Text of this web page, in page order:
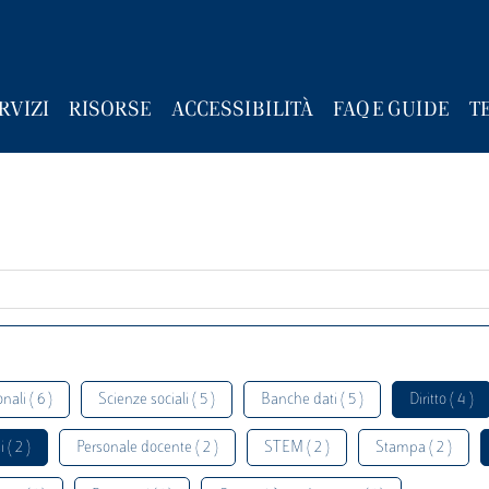
RISORSE ACCESSIBILITÀ FAQ E GUIDE
( 6 ) Scienze sociali ( 5 ) Banche dati ( 5 ) Diritto ( 4 )
( 2 ) Personale docente ( 2 ) STEM ( 2 ) Stampa ( 2 )